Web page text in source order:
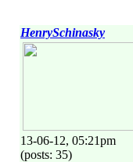
HenrySchinasky
13-06-12, 05:21pm
(posts: 35)